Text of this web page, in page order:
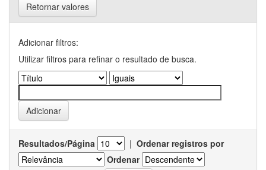
Retornar valores
Adicionar filtros:
Utilizar filtros para refinar o resultado de busca.
Resultados/Página | Ordenar registros por
Ordenar